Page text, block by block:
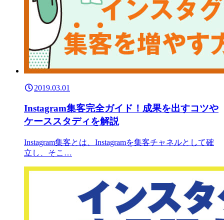
2019.03.01
Instagram集客完全ガイド！成果を出すコツや
ケーススタディを解説
Instagram集客とは、Instagramを集客チャネルとして確
立し、そこ…